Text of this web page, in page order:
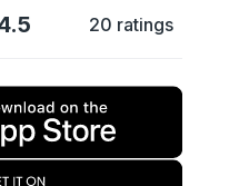
20 ratings